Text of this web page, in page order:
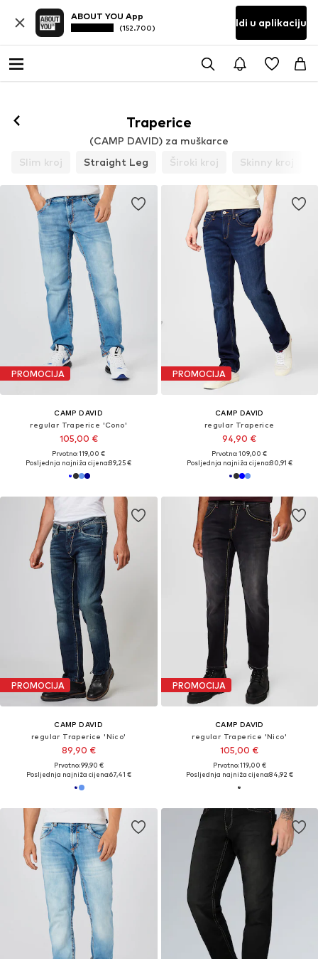
ABOUT YOU App
(152.700) Idi u aplikaciju
Traperice
(CAMP DAVID) za muškarce
Slim kroj
Straight Leg Široki kroj Skinny kroj
PROMOCIJA
CAMP DAVID
regular Traperice 'Cono'
105,00 €
Prvotno: 119,00 €
Posljednja najniža cijena:89,25 €
PROMOCIJA
CAMP DAVID
regular Traperice
94,90 €
Prvotno: 109,00 €
Posljednja najniža cijena:80,91 €
PROMOCIJA
CAMP DAVID
regular Traperice 'Nico'
89,90 €
Prvotno: 99,90 €
Posljednja najniža cijena:67,41 €
PROMOCIJA
CAMP DAVID
regular Traperice 'Nico'
105,00 €
Prvotno: 119,00 €
Posljednja najniža cijena:84,92 €